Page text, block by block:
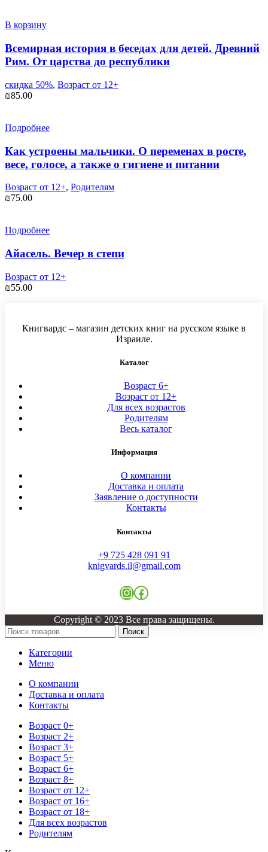
В корзину
Всемирная история в беседах для детей. Древний
Рим. От царства до республики
скидка 50%, Возраст от 12+
₪85.00
Подробнее
Как устроены мальчики. О переменах в росте,
весе, голосе, а также о гигиене и питании
Возраст от 12+, Родителям
₪75.00
Подробнее
Айасель. Вечер в степи
Возраст от 12+
₪55.00
Книгвардс – магазин детских книг на русском языке в
Израиле.
Каталог
Возраст 6+
Возраст от 12+
Для всех возрастов
Родителям
Весь каталог
Информация
О компании
Доставка и оплата
Заявление о доступности
Контакты
Контакты
+9 725 428 091 91
knigvards.il@gmail.com
Instagram
Facebook
Copyright © 2023 Все права защищены.
Поиск
Категории
Меню
О компании
Доставка и оплата
Контакты
Возраст 0+
Возраст 2+
Возраст 3+
Возраст 5+
Возраст 6+
Возраст 8+
Возраст от 12+
Возраст от 16+
Возраст от 18+
Для всех возрастов
Родителям